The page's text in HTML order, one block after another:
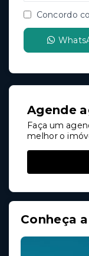
Concordo
Agende
Faça um
melhor o
Conheça